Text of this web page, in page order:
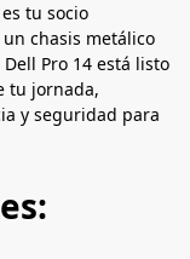
tu socio
chasis metálico
Pro 14 está listo
tu jornada,
y seguridad para